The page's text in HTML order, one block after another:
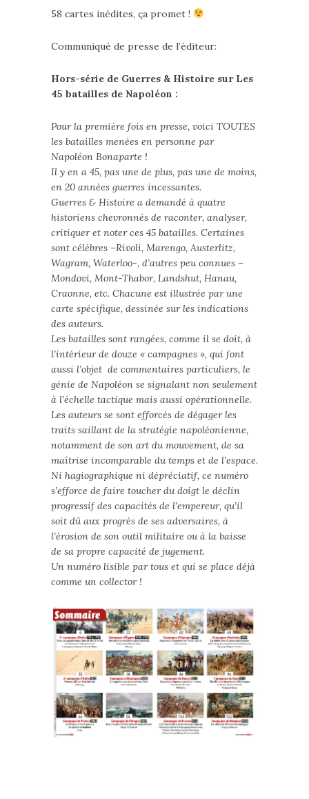
58 cartes inédites, ça promet !
Communiqué de presse de l’éditeur:
Hors-série de Guerres & Histoire sur Les
45 batailles de Napoléon :
Pour la première fois en presse, voici TOUTES
les batailles menées en personne par
Napoléon Bonaparte !
Il y en a 45, pas une de plus, pas une de moins,
en 20 années guerres incessantes.
Guerres & Histoire a demandé à quatre
historiens chevronnés de raconter, analyser,
critiquer et noter ces 45 batailles. Certaines
sont célèbres –Rivoli, Marengo, Austerlitz,
Wagram, Waterloo-, d’autres peu connues –
Mondovi, Mont-Thabor, Landshut, Hanau,
Craonne, etc. Chacune est illustrée par une
carte spécifique, dessinée sur les indications
des auteurs.
Les batailles sont rangées, comme il se doit, à
l’intérieur de douze « campagnes », qui font
aussi l’objet de commentaires particuliers, le
génie de Napoléon se signalant non seulement
à l’échelle tactique mais aussi opérationnelle.
Les auteurs se sont efforcés de dégager les
traits saillant de la stratégie napoléonienne,
notamment de son art du mouvement, de sa
maîtrise incomparable du temps et de l’espace.
Ni hagiographique ni dépréciatif, ce numéro
s’efforce de faire toucher du doigt le déclin
progressif des capacités de l’empereur, qu’il
soit dû aux progrès de ses adversaires, à
l’érosion de son outil militaire ou à la baisse
de sa propre capacité de jugement.
Un numéro lisible par tous et qui se place déjà
comme un collector !